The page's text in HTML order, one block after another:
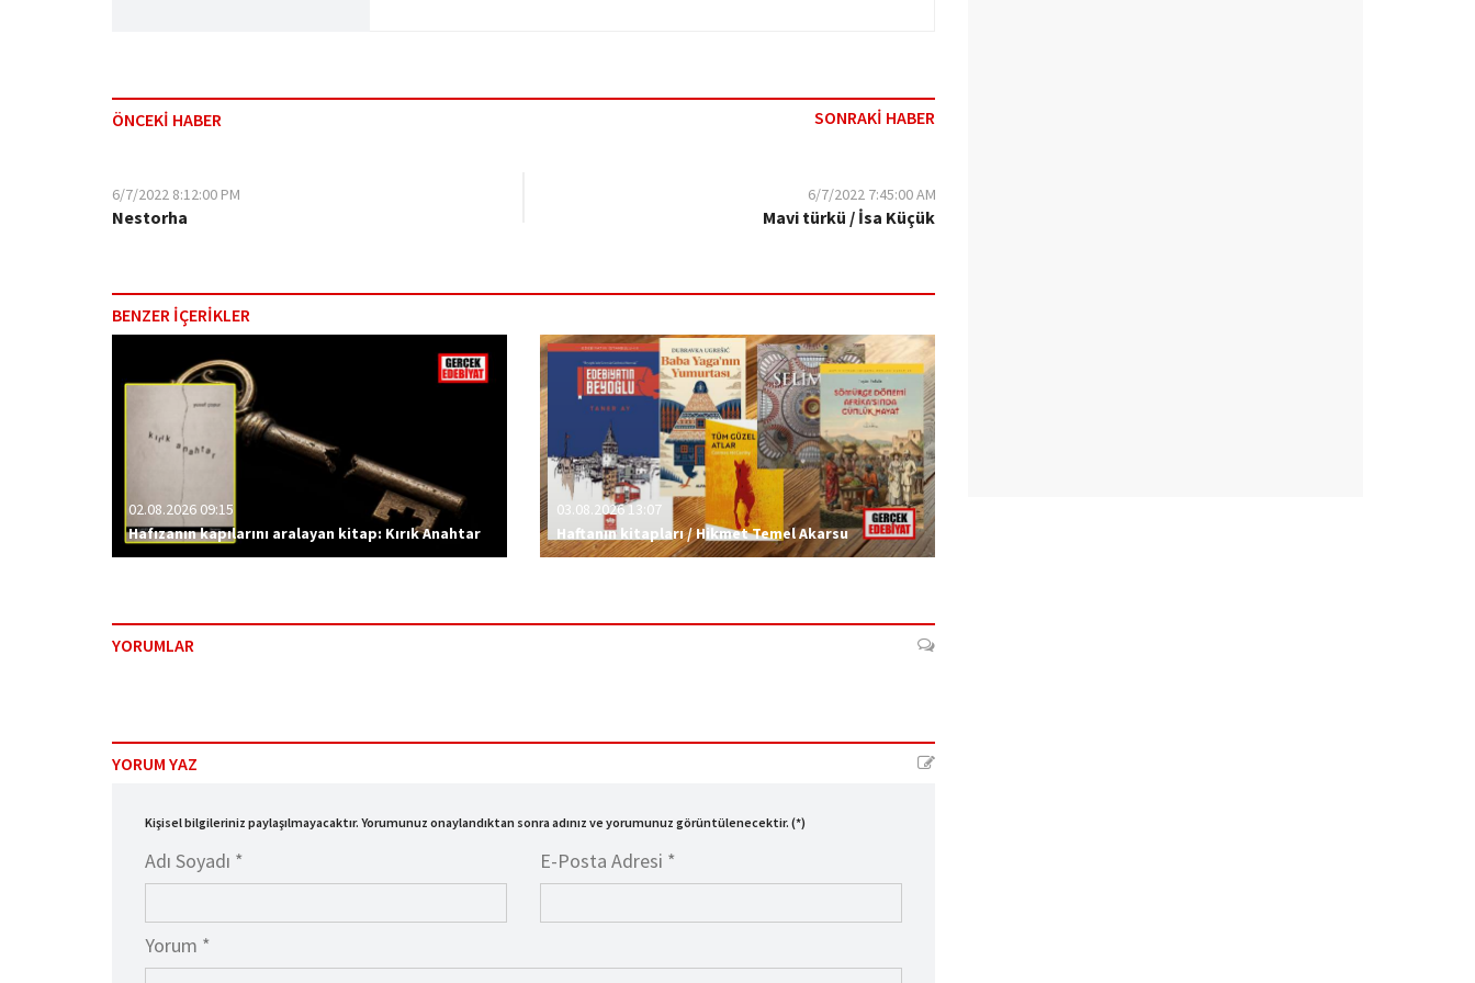
ÖNCEKİ HABER SONRAKİ HABER
6/7/2022 8:12:00 PM
Nestorha
6/7/2022 7:45:00 AM
Mavi türkü / İsa Küçük
BENZER İÇERİKLER
02.08.2026 09:15
Hafızanın kapılarını aralayan kitap: Kırık Anahtar
03.08.2026 13:07
Haftanın kitapları / Hikmet Temel Akarsu
YORUMLAR
YORUM YAZ
Kişisel bilgileriniz paylaşılmayacaktır. Yorumunuz onaylandıktan sonra adınız ve yorumunuz görüntülenecektir. (*)
Adı Soyadı * E-Posta Adresi *
Yorum *